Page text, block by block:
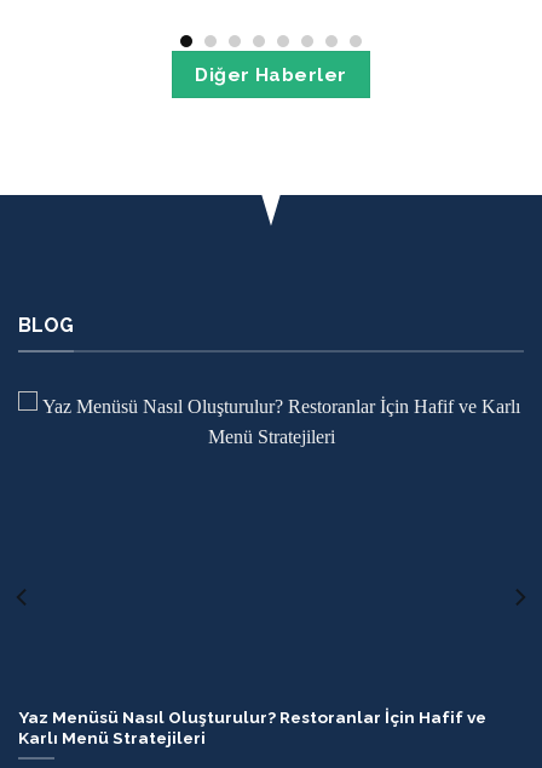
Diğer Haberler
BLOG
Yaz Menüsü Nasıl Oluşturulur? Restoranlar İçin Hafif ve
Karlı Menü Stratejileri